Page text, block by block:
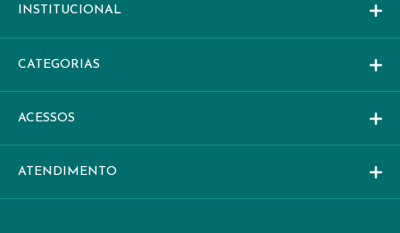
INSTITUCIONAL
CATEGORIAS
ACESSOS
ATENDIMENTO